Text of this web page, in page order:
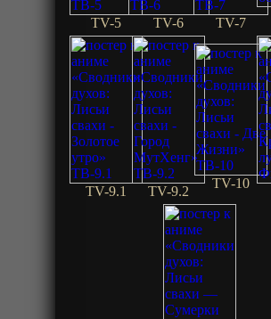
TV-5 TV-6 TV-7
TV-9.1 TV-9.2
TV-10